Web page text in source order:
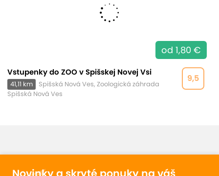
od 1,80 €
9,5
Vstupenky do ZOO v Spišskej Novej Vsi
41,11 km
Spišská Nová Ves, Zoologická záhrada
Spišská Nová Ves
Novinky a skryté ponuky na váš